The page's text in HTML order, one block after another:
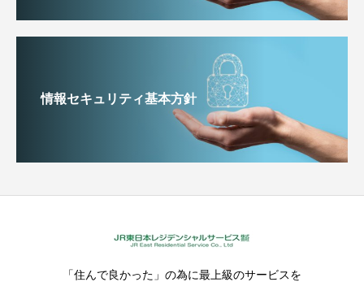
情報セキュリティ基本方針
「住んで良かった」の為に最上級のサービスを